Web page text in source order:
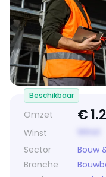
Omzet €
Winst
Sector
Bouw
Branche
Beschikbaar